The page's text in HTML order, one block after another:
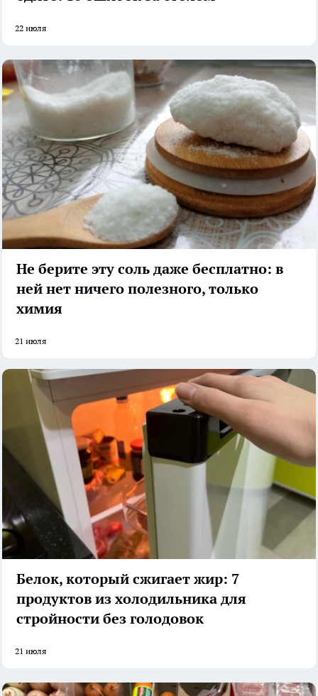
22 июля
Не берите эту соль даже бесплатно: в
ней нет ничего полезного, только
химия
21 июля
Белок, который сжигает жир: 7
продуктов из холодильника для
стройности без голодовок
21 июля